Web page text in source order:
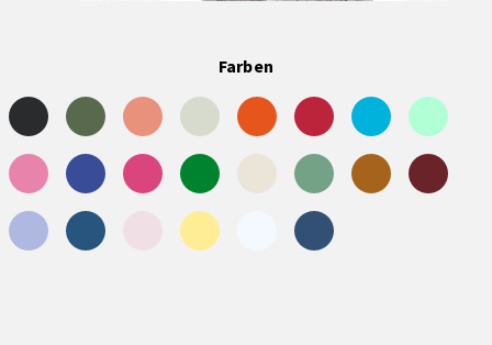
Farben